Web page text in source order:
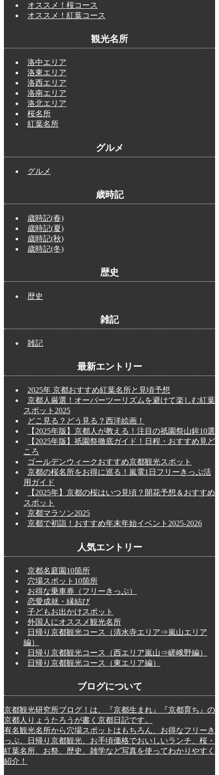
オススメ！桜コース
オススメ！紅葉コース
観光名所
洛中エリア
洛東エリア
洛西エリア
洛南エリア
洛北エリア
桜名所
紅葉名所
グルメ
グルメ
歳時記
歳時記(春)
歳時記(夏)
歳時記(秋)
歳時記(冬)
歴史
歴史
雑記
雑記
最新エントリー
2025年 京都おすすめ紅葉名所と見頃予想
京都人厳選！オーバーツーリズムを避けて楽しむ紅葉
スポット2025
どこ見る？どう見る？西洋絵画！
【2025年版】京都人が教える！注目の祇園祭山鉾10選
【2025年版】祇園祭徹底ガイド！日程・おすすめ見ど
ころ
ゴールデンウィークおすすめ京都観光スポット
京都の桜名所をお得に巡る！嵐電1日フリーきっぷ活
用ガイド
【2025年】京都の桜はいつ見頃？開花予想＆おすすめ
スポット
京都マラソン2025
京都で初詣！おすすめ年末年始イベント2025-2026
人気エントリー
京都名庭園10箇所
穴場スポット10箇所
お得な乗車券（フリーきっぷ）
恋愛成就・縁結び
子どもお出かけスポット
外国人にオススメ観光名所
日帰り京都観光コース（清水寺エリア⇒嵐山エリア
編）
日帰り京都観光コース（西エリア嵐山⇒嵯峨野編）
日帰り京都観光コース（東エリア編）
ブログについて
京都観光研究所ブログ！は、『京都生まれ』『京都育ち』の
京都人りょうたろうが書く京都日記です。
有名観光名所から穴場スポットはもちろん、お得なフリーき
っぷ、日帰り京都観光、お手頃価格でおいしいランチ、桜・
紅葉名所、お祭、歴史、雑学など写真を使ってわかりやすく
紹介！